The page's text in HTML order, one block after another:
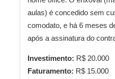
aulas) é concedido sem
comodato, e há 6 meses
após a assinatura do
Investimento: R$ 20.000
Faturamento: R$ 15.000